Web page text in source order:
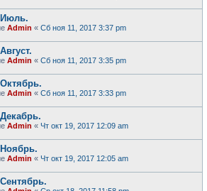
Июль.
Admin « Сб ноя 11, 2017 3:37 pm
Admin « Сб ноя 11, 2017 3:35 pm
Admin « Сб ноя 11, 2017 3:33 pm
Admin « Чт окт 19, 2017 12:09 am
Admin « Чт окт 19, 2017 12:05 am